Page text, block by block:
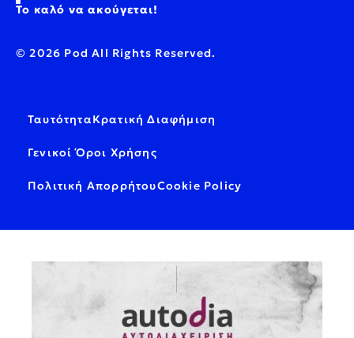
Το καλό να ακούγεται!
© 2026 Pod All Rights Reserved.
ΤαυτότηταΚρατική Διαφήμιση
Γενικοί Όροι Χρήσης
Πολιτική ΑπορρήτουCookie Policy